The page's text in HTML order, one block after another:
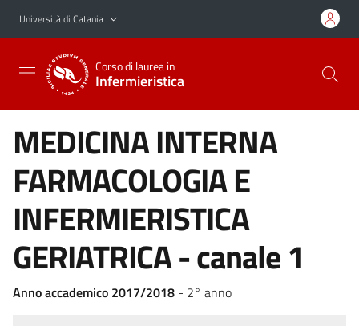
Vai al contenuto principale
Vai al menu di navigazione
Università di Catania
Corso di laurea in
Infermieristica
MEDICINA INTERNA
FARMACOLOGIA E
INFERMIERISTICA
GERIATRICA - canale 1
Anno accademico 2017/2018 - 2° anno